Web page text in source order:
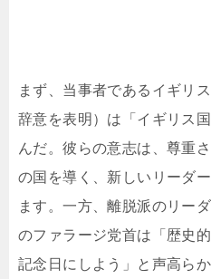
まず、当事者であるイギリ
辞意を表明）は「イギリス
んだ。彼らの意志は、尊重
の国を導く、新しいリーダ
ます。一方、離脱派のリー
のファラージ党首は「歴史
記念日にしよう」と声高ら